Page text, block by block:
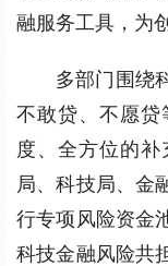
融服务工具，为
多部门围绕
不敢贷、不愿
度、全方位的
局、科技局、金
行专项风险资金
科技金融风险共